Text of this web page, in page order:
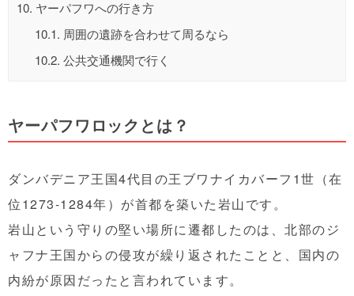
10. ヤーパフワへの行き方
10.1. 周囲の遺跡を合わせて周るなら
10.2. 公共交通機関で行く
ヤーパフワロックとは？
ダンバデニア王国4代目の王ブワナイカバーフ1世（在
位1273-1284年）が首都を築いた岩山です。
岩山という守りの堅い場所に遷都したのは、北部のジ
ャフナ王国からの侵攻が繰り返されたことと、国内の
内紛が原因だったと言われています。